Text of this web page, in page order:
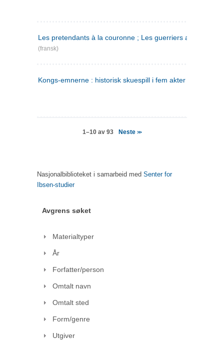
Les pretendants à la couronne ; Les guerriers a Helgeland
(fransk)
Kongs-emnerne : historisk skuespill i fem akter
1–10 av 93 Neste>>
Nasjonalbiblioteket i samarbeid med Senter for
Ibsen-studier
Avgrens søket
Materialtyper
År
Forfatter/person
Omtalt navn
Omtalt sted
Form/genre
Utgiver